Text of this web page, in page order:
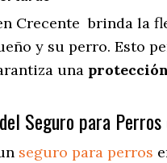
Crecente brinda la
y su perro. Esto
una
Seguro para Perros
seguro para perros